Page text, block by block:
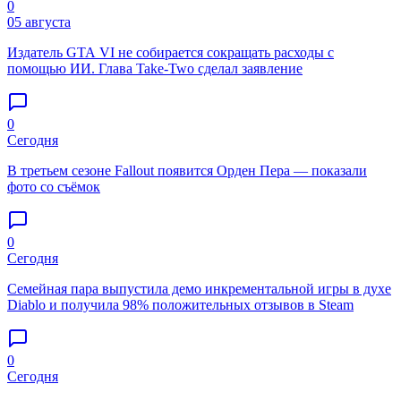
0
05 августа
Издатель GTA VI не собирается сокращать расходы с
помощью ИИ. Глава Take-Two сделал заявление
0
Сегодня
В третьем сезоне Fallout появится Орден Пера — показали
фото со съёмок
0
Сегодня
Семейная пара выпустила демо инкрементальной игры в духе
Diablo и получила 98% положительных отзывов в Steam
0
Сегодня